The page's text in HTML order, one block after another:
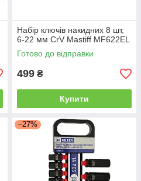
Набір ключів накидних 8 шт,
6-22 мм CrV Mastiff MF622EL
Готово до відправки
499 ₴
Купити
–27%